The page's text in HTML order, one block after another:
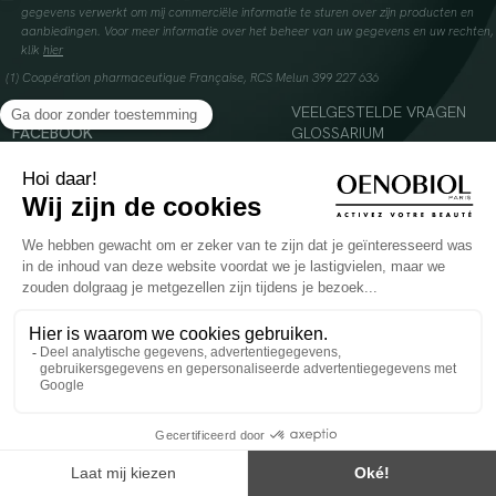
gegevens verwerkt om mij commerciële informatie te sturen over zijn producten en
aanbiedingen. Voor meer informatie over het beheer van uw gegevens en uw rechten,
klik hier
(1) Coopération pharmaceutique Française, RCS Melun 399 227 636
INSTAGRAM
FACEBOOK
YOUTUBE
VEELGESTELDE VRAGEN
GLOSSARIUM
© 2024 Oenobiol Paris
Voedingssupplement dat moet worden geconsumeerd als onderdeel van een gevarieerde,
overschrijden. Enkel voor volwassenen, buiten het bereik van kinderen houden.